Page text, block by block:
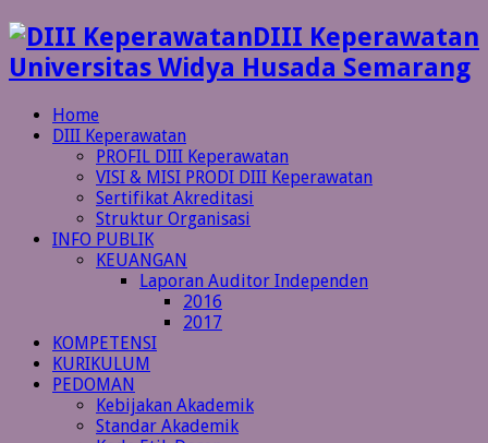
DIII Keperawatan
Universitas Widya Husada Semarang
Home
DIII Keperawatan
PROFIL DIII Keperawatan
VISI & MISI PRODI DIII Keperawatan
Sertifikat Akreditasi
Struktur Organisasi
INFO PUBLIK
KEUANGAN
Laporan Auditor Independen
2016
2017
KOMPETENSI
KURIKULUM
PEDOMAN
Kebijakan Akademik
Standar Akademik